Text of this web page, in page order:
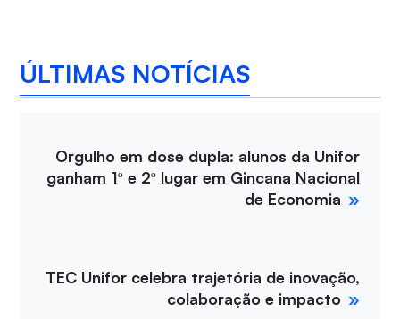
ÚLTIMAS NOTÍCIAS
Orgulho em dose dupla: alunos da Unifor
ganham 1º e 2º lugar em Gincana Nacional
de Economia
TEC Unifor celebra trajetória de inovação,
colaboração e impacto